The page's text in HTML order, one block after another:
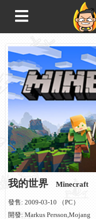
我的世界 Minecraft
發售: 2009-03-10 （PC）
開發: Markus Persson,Mojang